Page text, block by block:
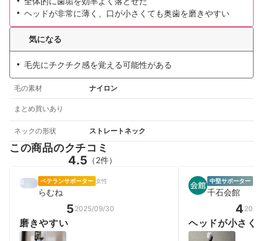
ヘッドが非常に薄く、口が小さくても奥歯を磨きやすい
気になる
毛先にチクチク感を覚える可能性がある
毛の素材 ナイロン
まとめ買いあり
ネックの形状 ストレートネック
この商品のクチコミ
4.5 （2件）
ベテランサポーター 女性
らむね
5 2025/09/30
磨きやすい
中堅サポーター
千石会館
4
ヘッドが小さく
る